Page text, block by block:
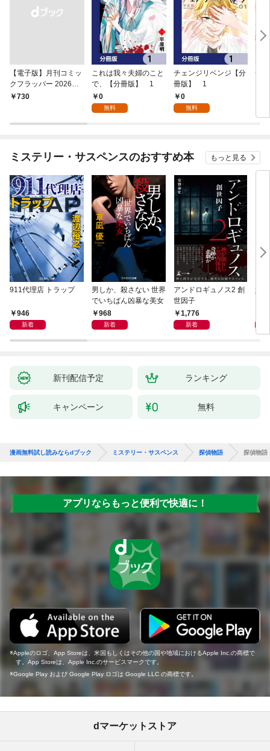
【電子版】月刊コミッ
クフラッパー 2026年9
月号
￥730
これは我々夫婦のこと
で、【分冊版】 1
0
無料
チェンジリベンジ【分
冊版】 1
0
無料
チ
ミステリー・サスペンスのおすすめ本 もっと見る
911代理店 トラップ
946
新着
男しか、殺さない 世界
でいちばん凶暴な美女
968
新着
アンドロギュノス2 創
世因子
1,776
新着
姐
新刊配信予定 ランキング
キャンペーン 無料
漫画無料試し読みならdブック ミステリー・サスペンス 探偵物語 探偵物語
アプリならもっと便利で快適に！
Appleのロゴ、App Storeは、米国もしくはその他の国や地域におけるApple Inc.の商標で
す。App Storeは、Apple Inc.のサービスマークです。
Google Play および Google Play ロゴは Google LLC の商標です。
dマーケットストア